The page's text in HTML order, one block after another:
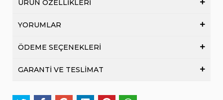
ÜRÜN ÖZELLİKLERİ
YORUMLAR
ÖDEME SEÇENEKLERİ
GARANTİ VE TESLİMAT